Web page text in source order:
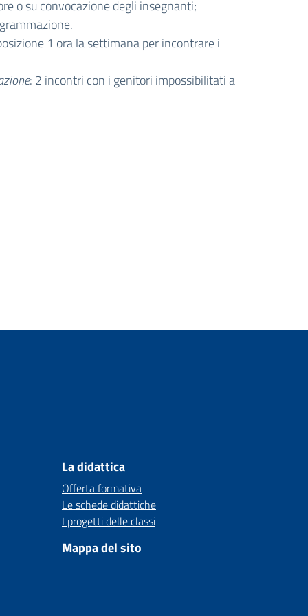
o su convocazione degli insegnanti;
1 ora la settimana per incontrare i
: 2 incontri con i genitori impossibilitati a
La didattica
Offerta formativa
Le schede didattiche
I progetti delle classi
Mappa del sito